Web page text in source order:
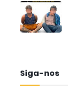
Siga-nos